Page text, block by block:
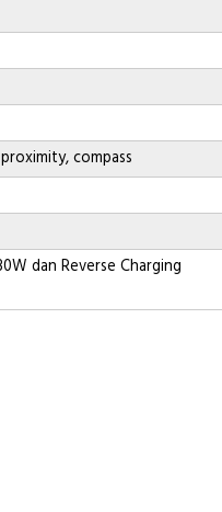
compass
dan Reverse Charging